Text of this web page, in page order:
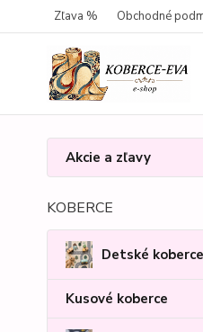
Zľava % Obchodné
Akcie a zľavy
KOBERCE
Detské koberce
Kusové koberce